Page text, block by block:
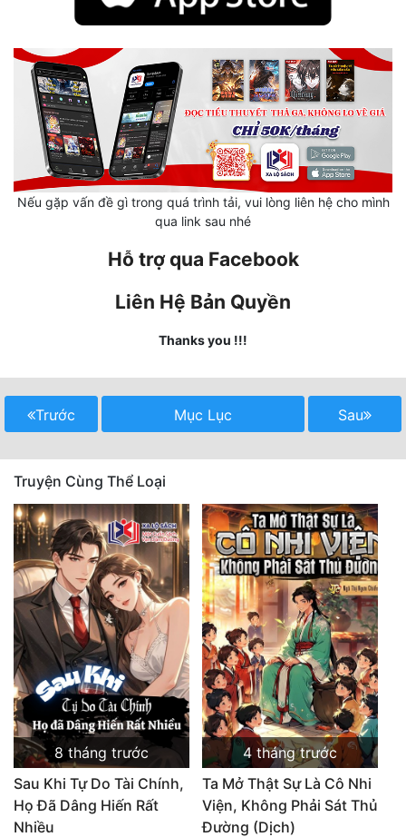
Mưu Mô
Mạt Thế
Mỹ Thực
Ngôn Tình
Ngược
Phong Thủy - Tâm Linh
Quan Trường
Quân Sự
Sảng Văn
Sắc
Sủng
Thanh Xuân
Tiên Hiệp
Tiểu Thuyết
Trinh Thám
Triều Đấu
Trùng Sinh
Trọng Sinh
Nếu gặp vấn đề gì trong quá trình tải, vui lòng liên hệ cho mình
qua link sau nhé
Hỗ trợ qua Facebook
Liên Hệ Bản Quyền
Thanks you !!!
Trước Mục Lục Sau
Truyện Cùng Thể Loại
8 tháng trước
Sau Khi Tự Do Tài Chính,
Họ Đã Dâng Hiến Rất
Nhiều
4 tháng trước
Ta Mở Thật Sự Là Cô Nhi
Viện, Không Phải Sát Thủ
Đường (Dịch)